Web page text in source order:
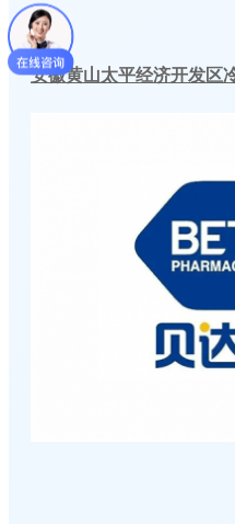
安徽黄山太平经济开发区